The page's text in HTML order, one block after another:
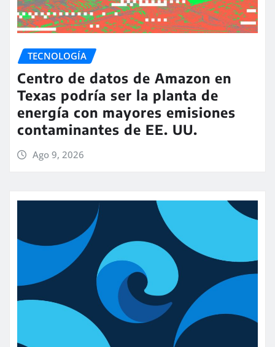
TECNOLOGÍA
Centro de datos de Amazon en
Texas podría ser la planta de
energía con mayores emisiones
contaminantes de EE. UU.
Ago 9, 2026